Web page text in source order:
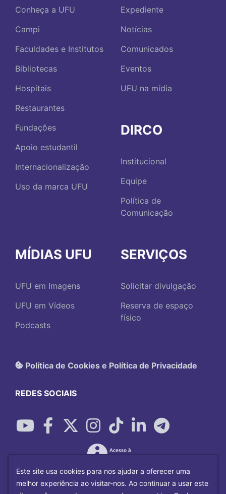
Conheça a UFU
Campi
Faculdades e Institutos
Bibliotecas
Hospitais
Restaurantes
Fundações
Apoio estudantil
Internacionalização
Uso da marca UFU
Expediente
Notícias
Comunicados
Eventos
UFU na mídia
DIRCO
Institucional
Equipe
Política de
Comunicação
MÍDIAS UFU
UFU em Imagens
UFU em Vídeos
Podcasts
SERVIÇOS
Solicitar divulgação
Reserva de espaço
físico
Política de Cookies e Política de Privacidade
REDES SOCIAIS
Este site usa cookies para nos ajudar a oferecer uma
melhor experiência ao visitar-nos. Ao continuar a usar este